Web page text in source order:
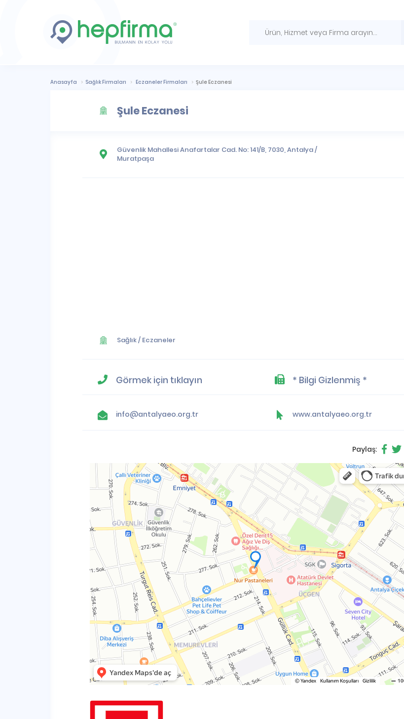
Anasayfa Sağlık Firmaları Eczaneler Firmaları Şule Eczanesi
Şule Eczanesi
Güvenlik MahallesiAnafartalar Cad. No: 141/B, 7030,Antalya/
Muratpaşa
Sağlık/ Eczaneler
Görmek için tıklayın * Bilgi Gizlenmiş *
info@antalyaeo.org.tr www.antalyaeo.org.tr
Paylaş: